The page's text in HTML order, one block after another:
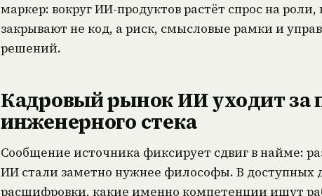
маркер: вокруг ИИ-продуктов растёт спрос на роли,
закрывают не код, а риск, смысловые рамки и
решений.
Кадровый рынок ИИ уходит за
инженерного стека
Сообщение источника фиксирует сдвиг в найме:
ИИ стали заметно нужнее философы. В доступных
расшифровки, какие именно компетенции ищут